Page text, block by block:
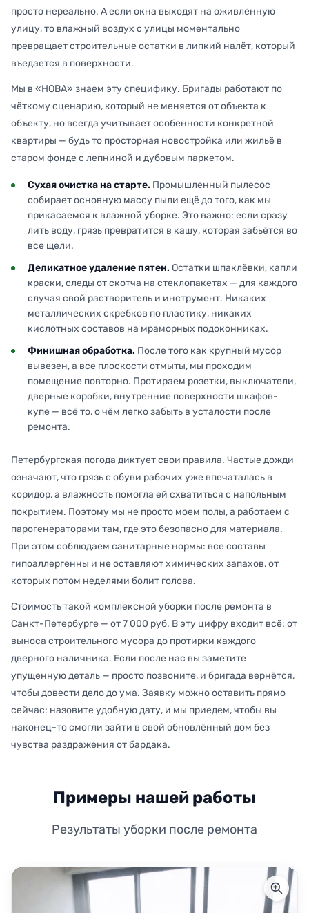
просто нереально. А если окна выходят на оживлённую
улицу, то влажный воздух с улицы моментально
превращает строительные остатки в липкий налёт, который
въедается в поверхности.
Мы в «НОВА» знаем эту специфику. Бригады работают по
чёткому сценарию, который не меняется от объекта к
объекту, но всегда учитывает особенности конкретной
квартиры — будь то просторная новостройка или жильё в
старом фонде с лепниной и дубовым паркетом.
Сухая очистка на старте. Промышленный пылесос
собирает основную массу пыли ещё до того, как мы
прикасаемся к влажной уборке. Это важно: если сразу
лить воду, грязь превратится в кашу, которая забьётся во
все щели.
Деликатное удаление пятен. Остатки шпаклёвки, капли
краски, следы от скотча на стеклопакетах — для каждого
случая свой растворитель и инструмент. Никаких
металлических скребков по пластику, никаких
кислотных составов на мраморных подоконниках.
Финишная обработка. После того как крупный мусор
вывезен, а все плоскости отмыты, мы проходим
помещение повторно. Протираем розетки, выключатели,
дверные коробки, внутренние поверхности шкафов-
купе — всё то, о чём легко забыть в усталости после
ремонта.
Петербургская погода диктует свои правила. Частые дожди
означают, что грязь с обуви рабочих уже впечаталась в
коридор, а влажность помогла ей схватиться с напольным
покрытием. Поэтому мы не просто моем полы, а работаем с
парогенераторами там, где это безопасно для материала.
При этом соблюдаем санитарные нормы: все составы
гипоаллергенны и не оставляют химических запахов, от
которых потом неделями болит голова.
Стоимость такой комплексной уборки после ремонта в
Санкт-Петербурге — от 7 000 руб. В эту цифру входит всё: от
выноса строительного мусора до протирки каждого
дверного наличника. Если после нас вы заметите
упущенную деталь — просто позвоните, и бригада вернётся,
чтобы довести дело до ума. Заявку можно оставить прямо
сейчас: назовите удобную дату, и мы приедем, чтобы вы
наконец-то смогли зайти в свой обновлённый дом без
чувства раздражения от бардака.
Примеры нашей работы
Результаты уборки после ремонта